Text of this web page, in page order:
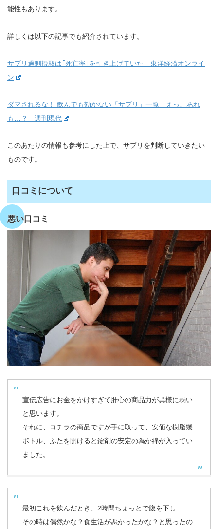
能性もあります。
詳しくは以下の記事でも紹介されています。
サプリ過剰摂取は｢死亡率｣を引き上げていた 東洋経済オンライ
ン
ダマされるな！ 飲んでも効かない「サプリ」一覧 えっ、あれ
も…？ 週刊現代
このあたりの情報も参考にした上で、サプリを判断していきたい
ものです。
口コミについて
悪い口コミ
宣伝広告にお金をかけすぎて肝心の商品力が異様に弱い
と思います。
それに、コチラの商品ですが手に取って、安価な樹脂製
ボトル、ふたを開けると錠剤の安定の為か綿が入ってい
ました。
最初これを飲んだとき、2時間ちょっとで腹を下し
その時は偶然かな？食生活が悪かったかな？と思ったの